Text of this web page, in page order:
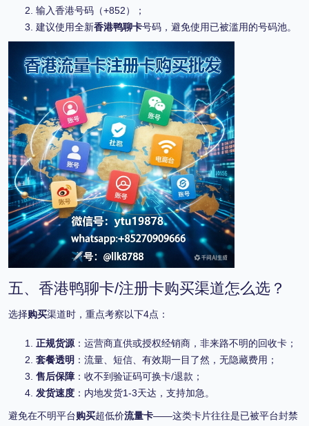
输入香港号码（+852）；
建议使用全新香港鸭聊卡号码，避免使用已被滥用的号码池。
五、香港鸭聊卡/注册卡购买渠道怎么选？
选择购买渠道时，重点考察以下4点：
正规货源 ：运营商直供或授权经销商，非来路不明的回收卡；
套餐透明 ：流量、短信、有效期一目了然，无隐藏费用；
售后保障 ：收不到验证码可换卡/退款；
发货速度 ：内地发货1-3天达，支持加急。
避免在不明平台购买超低价流量卡——这类卡片往往是已被平台封禁